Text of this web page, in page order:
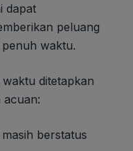
dapat
peluang
waktu.
ditetapkan
acuan:
berstatus